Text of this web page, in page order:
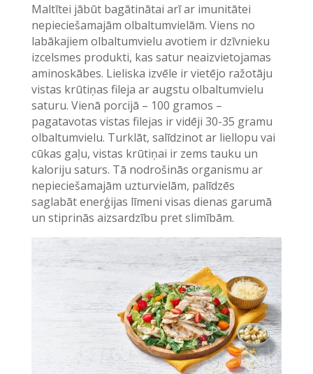
Maltītei jābūt bagātinātai arī ar imunitātei
nepieciešamajām olbaltumvielām. Viens no
labākajiem olbaltumvielu avotiem ir dzīvnieku
izcelsmes produkti, kas satur neaizvietojamas
aminoskābes. Lieliska izvēle ir vietējo ražotāju
vistas krūtiņas fileja ar augstu olbaltumvielu
saturu. Vienā porcijā – 100 gramos –
pagatavotas vistas filejas ir vidēji 30-35 gramu
olbaltumvielu. Turklāt, salīdzinot ar liellopu vai
cūkas gaļu, vistas krūtiņai ir zems tauku un
kaloriju saturs. Tā nodrošinās organismu ar
nepieciešamajām uzturvielām, palīdzēs
saglabāt enerģijas līmeni visas dienas garumā
un stiprinās aizsardzību pret slimībām.